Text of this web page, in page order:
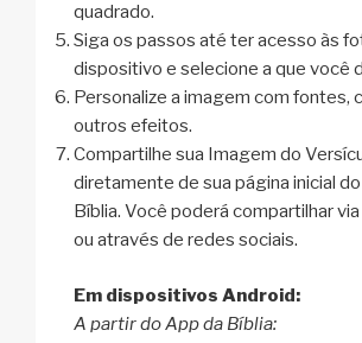
quadrado.
Siga os passos até ter acesso às
dispositivo e selecione a que você
Personalize a imagem com fontes,
outros efeitos.
Compartilhe sua Imagem do
diretamente de sua página inicial
Bíblia. Você poderá compartilhar via
ou através de redes sociais.
Em dispositivos Android:
A partir do App da Bíblia: